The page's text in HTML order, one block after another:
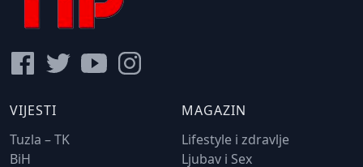
VIJESTI
Tuzla – TK
BiH
MAGAZIN
Lifestyle i zdravlje
Ljubav i Sex